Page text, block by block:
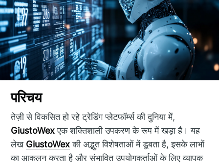
परिचय
तेज़ी से विकसित हो रहे ट्रेडिंग प्लेटफॉर्म्स की दुनिया में,
GiustoWexएक शक्तिशाली उपकरण के रूप में खड़ा है। यह
लेख GiustoWexकी अद्भुत विशेषताओं में डूबता है, इसके लाभों
का आकलन करता है और संभावित उपयोगकर्ताओं के लिए व्यापक